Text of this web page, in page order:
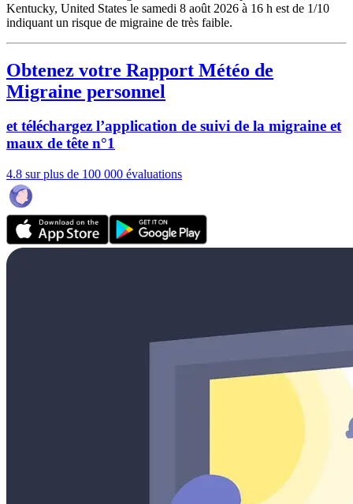
Kentucky, United States le samedi 8 août 2026 à 16 h est de 1/10
indiquant un risque de migraine de très faible.
Obtenez votre Rapport Météo de
Migraine personnel
et téléchargez l’application de suivi de la migraine et
maux de tête n°1
4.8 sur plus de 100 000 évaluations